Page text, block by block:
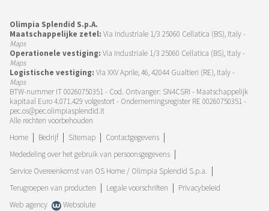
Olimpia Splendid S.p.A.
Maatschappelijke zetel: Via Industriale 1/3 25060 Cellatica (BS), Italy -
Maps
Operationele vestiging: Via Industriale 1/3 25060 Cellatica (BS), Italy -
Maps
Logistische vestiging: Via XXV Aprile, 46, 42044 Gualtieri (RE), Italy -
Maps
BTW-nummer IT 00260750351 - Cod. Ontvanger: SN4CSRI - Maatschappelijk
kapitaal Euro 4.071.429 volgestort - Ondernemingsregister RE 00260750351 -
pec.os@pec.olimpiasplendid.it
Alle rechten voorbehouden
Home
Bedrijf Sitemap
Contactgegevens
Mededeling over het gebruik van persoonsgegevens
Service Overeenkomst van OS Home / Olimpia Splendid S.p.a.
Terugroepen van producten
Legale voorschriften
Privacybeleid
Web agency
Websolute